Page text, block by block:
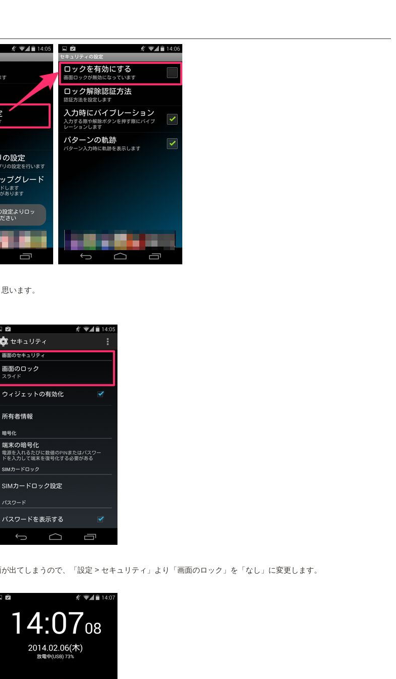
います。
てしまうので、「設定 > セキュリティ」より「画面のロック」を「なし」に変更します。